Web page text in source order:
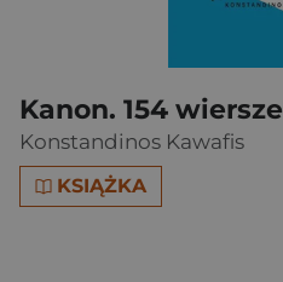
Kanon. 154 wiersze
Konstandinos Kawafis
KSIĄŻKA